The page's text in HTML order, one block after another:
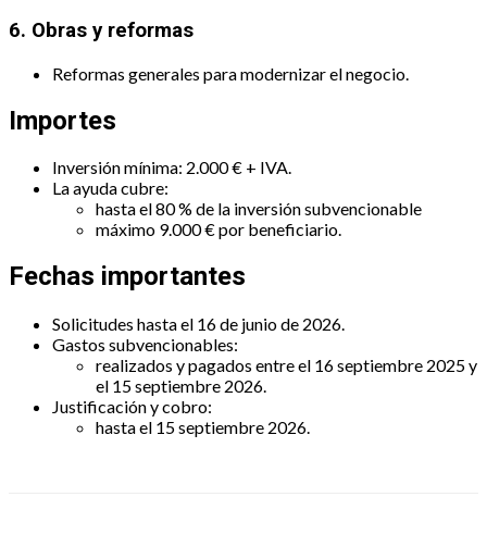
6. Obras y reformas
Reformas generales para modernizar el negocio.
Importes
Inversión mínima: 2.000 € + IVA.
La ayuda cubre:
hasta el 80 % de la inversión subvencionable
máximo 9.000 € por beneficiario.
Fechas importantes
Solicitudes hasta el 16 de junio de 2026.
Gastos subvencionables:
realizados y pagados entre el 16 septiembre 2025 y
el 15 septiembre 2026.
Justificación y cobro:
hasta el 15 septiembre 2026.